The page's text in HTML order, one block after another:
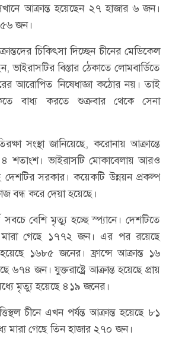
আক্রান্ত হয়েছেন ২৭ হাজার ৬ জন।
জন।
চিকিৎসা দিচ্ছেন চীনের মেডিকেল
ভাইরাসটির বিস্তার ঠেকাতে লোমবার্ডিতে
আরোপিত নিষেধাজ্ঞা কঠোর নয়। তাই
বাধ্য করতে শুক্রবার থেকে সেনা
সংস্থা জানিয়েছে, করোনায় আক্রান্তে
শতাংশ। ভাইরাসটি মোকাবেলায় আরও
সরকার। কয়েকটি উন্নয়ন প্রকল্প
বন্ধ করে দেয়া হয়েছে।
বেশি মৃত্যু হচ্ছে স্প্যানে। দেশটিতে
মারা গেছে ১৭৭২ জন। এর পর রয়েছে
১৬৮৫ জনের। ফ্রান্সে আক্রান্ত ১৬
৬৭৪ জন। যুক্তরাষ্ট্রে আক্রান্ত হয়েছে প্রায়
মৃত্যু হয়েছে ৪১৯ জনের।
চীনে এখন পর্যন্ত আক্রান্ত হয়েছে ৮১
মারা গেছে তিন হাজার ২৭০ জন।